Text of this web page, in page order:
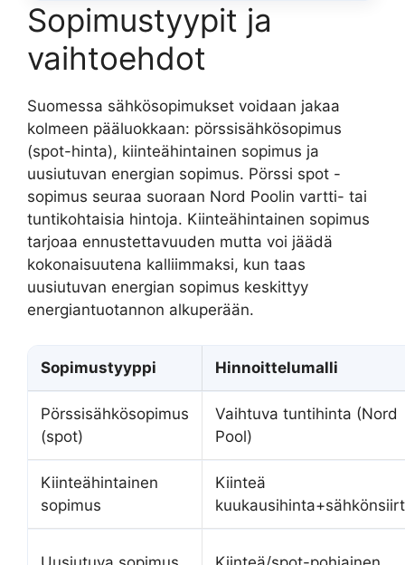
Sopimustyypit ja
vaihtoehdot
Suomessa sähkösopimukset voidaan jakaa
kolmeen pääluokkaan: pörssisähkösopimus
(spot-hinta), kiinteähintainen sopimus ja
uusiutuvan energian sopimus. Pörssi spot -
sopimus seuraa suoraan Nord Poolin vartti- tai
tuntikohtaisia hintoja. Kiinteähintainen sopimus
tarjoaa ennustettavuuden mutta voi jäädä
kokonaisuutena kalliimmaksi, kun taas
uusiutuvan energian sopimus keskittyy
energiantuotannon alkuperään.
Sopimustyyppi Hinnoittelumalli
Pörssisähkösopimus
(spot)
Vaihtuva tuntihinta (Nord
Pool)
Kiinteähintainen
sopimus
Kiinteä